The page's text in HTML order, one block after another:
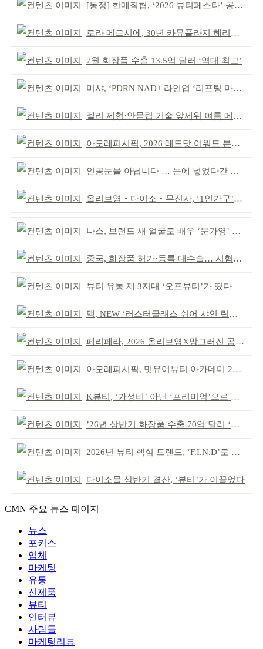
[동정] 한메직협, ‘2026 뷰티페스타’ 공동 주최
로라 메르시에, 30년 카뮤플라지 헤리티지 담아
7월 화장품 수출 13.5억 달러 ‘역대 최고’
미샤, ‘PDRN NAD+ 라인업 ‘리프팅 마스크’ 출시
젤리 제형·안묻립 기술 앞세워 여름 메이크업 시장 공략
아모레퍼시픽, 2026 레드닷 어워드 본상 2개 수상
인공눈물 아닙니다 … 눈에 넣었다간 각막 손상
올리브영‧다이소‧무신사, ‘1인가구’가 이끈다
나스, 브랜드 새 얼굴로 배우 ‘문가영’ 발탁
중국, 화장품 허가·등록 대수술… 시험자료 공용 허용
뷰티 유통 제 3지대 ‘오프뷰티’가 떴다
맥, NEW ‘러스터글래스 쉬어 샤인 립스틱’ 출시
페리페라, 2026 올리브영X망그러진 곰 콜라보
아모레퍼시픽, 밋유어뷰티 아카데미 2기 발대식
K뷰티, ‘가성비’ 아닌 ‘프리미엄’으로 승부걸어야
’26년 상반기 화장품 수출 70억 달러 ‘역대 최고’
2026년 뷰티 핵심 트렌드, ‘F.I.N.D’로 읽는다
다이소몰 상반기 결산, ‘뷰티’가 이끌었다
CMN 주요 뉴스 페이지
뉴스
포커스
업체
마케팅
유통
신제품
뷰티
인터뷰
사람들
마케팅리뷰